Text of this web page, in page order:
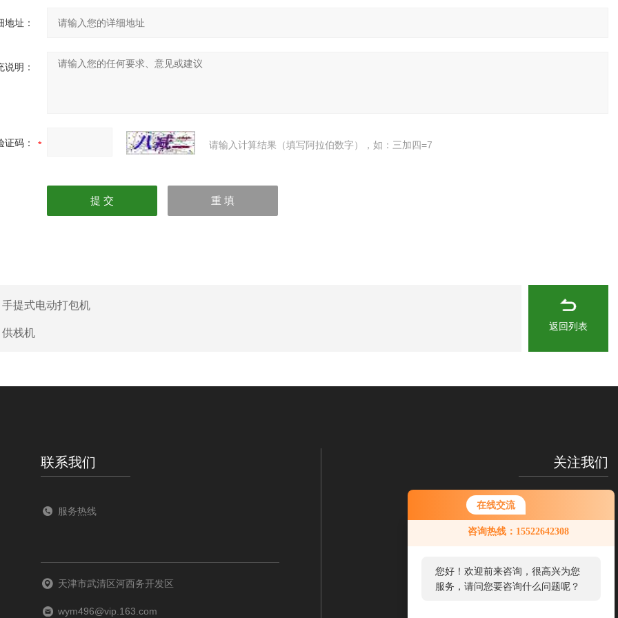
在线交流
咨询热线：15522642308
您好！欢迎前来咨询，很高兴为您
服务，请问您要咨询什么问题呢？
您好，看您停留很久了，是否找到
了需求产品，您可以直接在线与我
地址：
说明：
证码： 请输入计算结果（填写阿拉伯数字），如：三加四=7
手提式电动打包机
供栈机
返回列表
联系我们
服务热线
天津市武清区河西务开发区
wym496@vip.163.com
关注我们